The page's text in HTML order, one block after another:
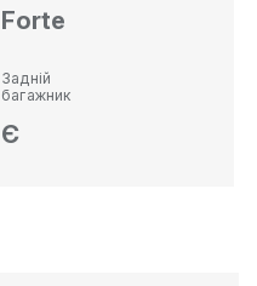
Forte
Задній
багажник
Є